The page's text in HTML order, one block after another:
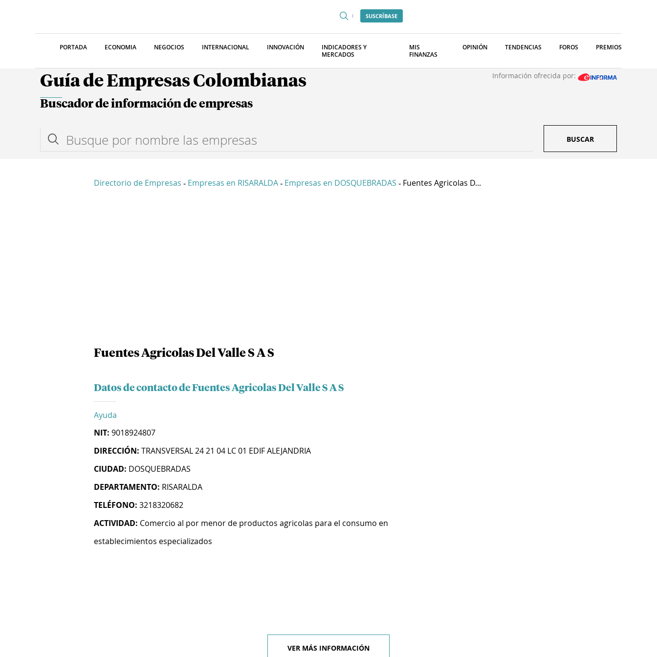
SUSCRÍBASE
PORTADA ECONOMIA NEGOCIOS INTERNACIONAL INNOVACIÓN
INDICADORES Y
MERCADOS
MIS
FINANZAS
OPINIÓN TENDENCIAS FOROS PREMIOS
Guía de Empresas Colombianas Información ofrecida por:
Buscador de información de empresas
BUSCAR
Directorio de Empresas - Empresas en RISARALDA - Empresas en DOSQUEBRADAS - Fuentes Agricolas D...
Fuentes Agricolas Del Valle S A S
Datos de contacto de Fuentes Agricolas Del Valle S A S
Ayuda
NIT: 9018924807
DIRECCIÓN: TRANSVERSAL 24 21 04 LC 01 EDIF ALEJANDRIA
CIUDAD: DOSQUEBRADAS
DEPARTAMENTO: RISARALDA
TELÉFONO: 3218320682
ACTIVIDAD: Comercio al por menor de productos agricolas para el consumo en
establecimientos especializados
VER MÁS INFORMACIÓN